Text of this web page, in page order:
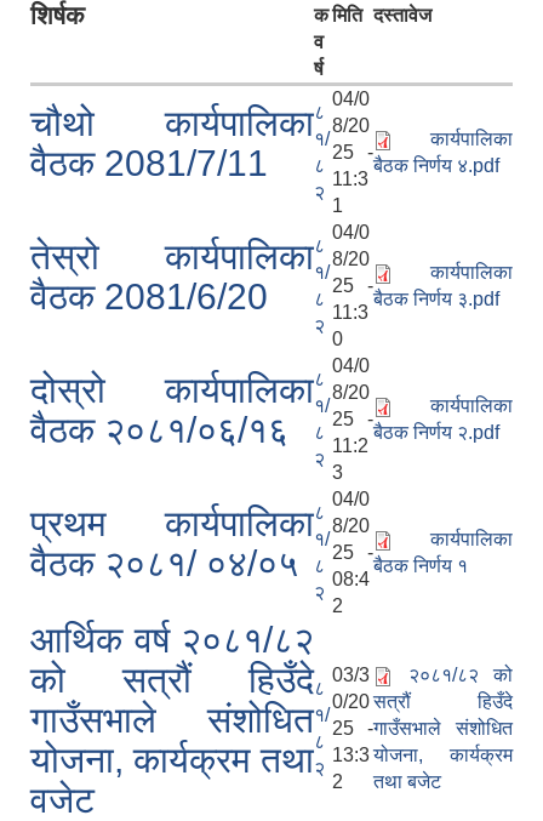
शिर्षक
क
व
र्ष
मिति दस्तावेज
चौथो कार्यपालिका
वैठक 2081/7/11
८
१/
८
२
04/0
8/20
25 -
11:3
1
कार्यपालिका
बैठक निर्णय ४.pdf
तेस्रो कार्यपालिका
वैठक 2081/6/20
८
१/
८
२
04/0
8/20
25 -
11:3
0
कार्यपालिका
बैठक निर्णय ३.pdf
दोस्रो कार्यपालिका
वैठक २०८१/०६/१६
८
१/
८
२
04/0
8/20
25 -
11:2
3
कार्यपालिका
बैठक निर्णय २.pdf
प्रथम कार्यपालिका
वैठक २०८१/ ०४/०५
८
१/
८
२
04/0
8/20
25 -
08:4
2
कार्यपालिका
बैठक निर्णय १
आर्थिक वर्ष २०८१/८२
को सत्रौं हिउँदे
गाउँसभाले संशोधित
योजना, कार्यक्रम तथा
वजेट
८
१/
८
२
03/3
0/20
25 -
13:3
2
२०८१/८२ को
सत्रौं हिउँदे
गाउँसभाले संशोधित
योजना, कार्यक्रम
तथा बजेट